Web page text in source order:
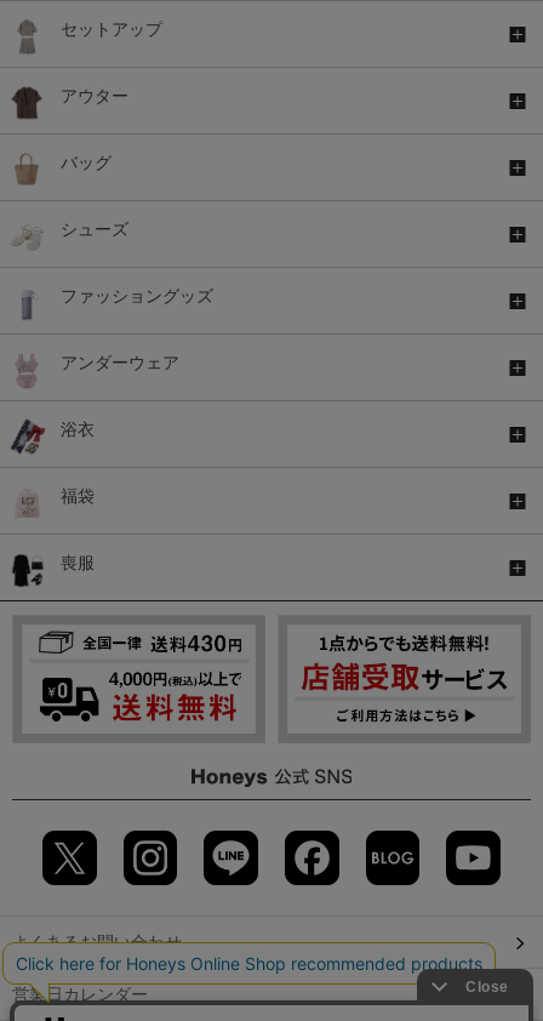
セットアップ
アウター
バッグ
シューズ
ファッショングッズ
アンダーウェア
浴衣
福袋
喪服
よくあるお問い合わせ
営業日カレンダー